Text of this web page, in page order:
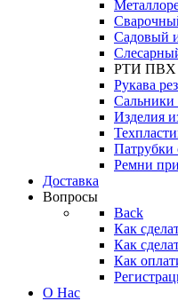
Садовый
РТИ ПВХ
Рукава
Сальники
Изделия
Патрубки
Ремни
Доставка
Вопросы
Back
Как
Как
Как
О Нас